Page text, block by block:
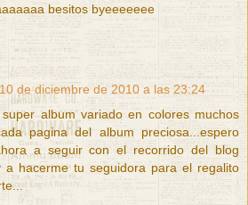
besitos byeeeeeee
10 de diciembre de 2010 a las 23:24
super album variado en colores muchos
pagina del album preciosa...espero
a seguir con el recorrido del blog
a hacerme tu seguidora para el regalito